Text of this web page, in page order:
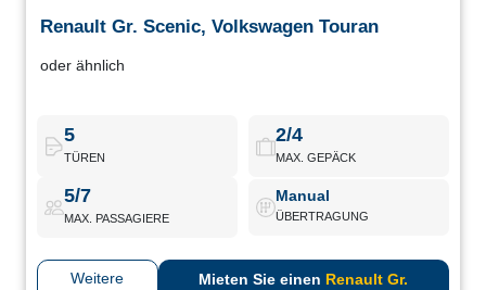
Renault Gr. Scenic, Volkswagen Touran
oder ähnlich
5
TÜREN
2/4
MAX. GEPÄCK
5/7
MAX. PASSAGIERE
Manual
ÜBERTRAGUNG
Weitere
Mieten Sie einen Renault Gr.
Renault Gr. Scenic, Volkswagen Touran
Familienfahrzeuge mit 7 Sitzen, ideal für Gruppenreisen. Gute